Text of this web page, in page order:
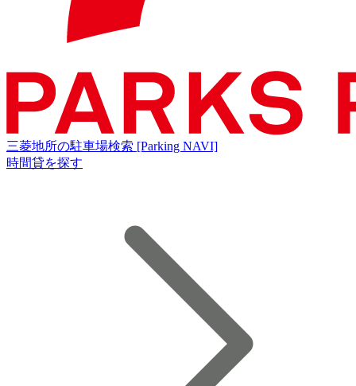
三菱地所の駐車場検索 [Parking NAVI]
時間貸を探す